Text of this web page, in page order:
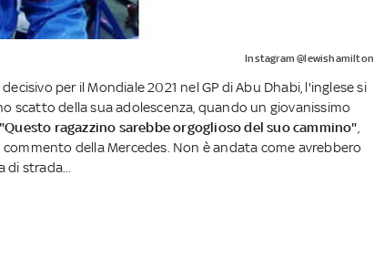
Instagram @lewishamilton
per il Mondiale 2021 nel GP di Abu Dhabi, l'inglese si
scatto della sua adolescenza, quando un giovanissimo
"Questo ragazzino sarebbe orgoglioso del suo cammino",
della Mercedes. Non è andata come avrebbero
di strada...